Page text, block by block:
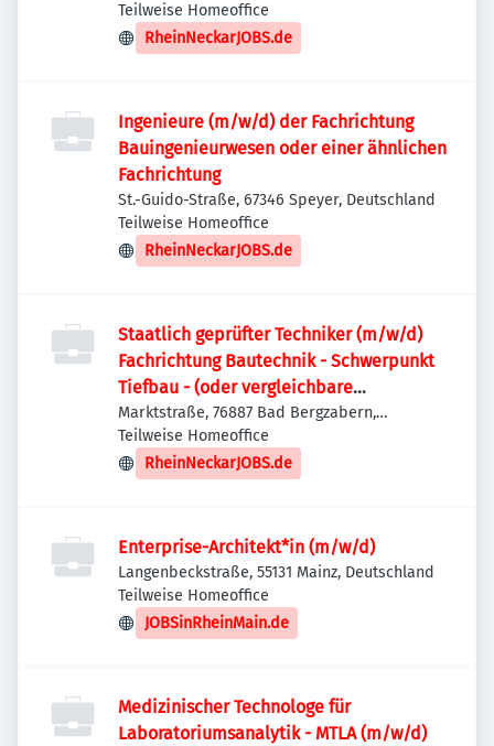
Teilweise Homeoffice
RheinNeckarJOBS.de
Ingenieure (m/w/d) der Fachrichtung
Bauingenieurwesen oder einer ähnlichen
Fachrichtung
St.-Guido-Straße, 67346 Speyer, Deutschland
Teilweise Homeoffice
RheinNeckarJOBS.de
Staatlich geprüfter Techniker (m/w/d)
Fachrichtung Bautechnik - Schwerpunkt
Tiefbau - (oder vergleichbare
Qualifikation)
Marktstraße, 76887 Bad Bergzabern,
Deutschland
Teilweise Homeoffice
RheinNeckarJOBS.de
Enterprise-Architekt*in (m/w/d)
Langenbeckstraße, 55131 Mainz, Deutschland
Teilweise Homeoffice
JOBSinRheinMain.de
Medizinischer Technologe für
Laboratoriumsanalytik - MTLA (m/w/d)